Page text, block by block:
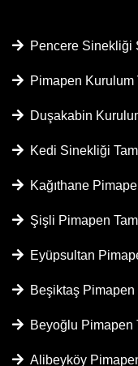
Pencere Sinekliği
Pimapen Kurulum
Duşakabin
Kedi Sinekliği
Kağıthane
Şişli Pimapen
Eyüpsultan
Beşiktaş Pimapen
Beyoğlu Pimapen
Alibeyköy